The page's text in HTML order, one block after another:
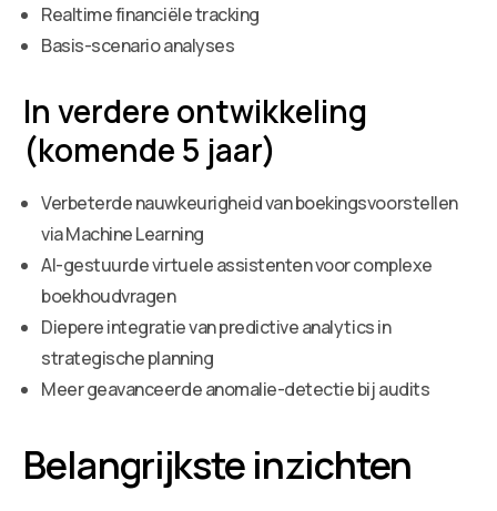
Realtime financiële tracking
Basis-scenario analyses
In verdere ontwikkeling
(komende 5 jaar)
Verbeterde nauwkeurigheid van boekingsvoorstellen
via Machine Learning
AI-gestuurde virtuele assistenten voor complexe
boekhoudvragen
Diepere integratie van predictive analytics in
strategische planning
Meer geavanceerde anomalie-detectie bij audits
Belangrijkste inzichten